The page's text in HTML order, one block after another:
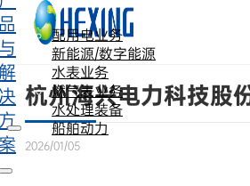
跳转到主要内容 跳转到页脚
配用电业务
新能源/数字能源
水表业务
燃气表业务
水处理装备
船舶动力
杭州海兴电力科技股
2026/01/05